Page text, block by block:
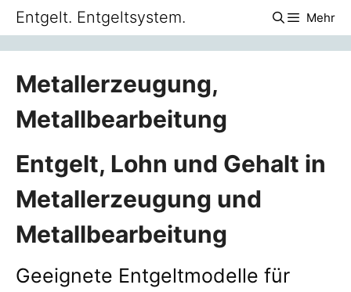
Zum
springen
Entgelt. Entgeltsystem. Mehr
Metallerzeugung,
Metallbearbeitung
Entgelt, Lohn und Gehalt in
Metallerzeugung und
Metallbearbeitung
Geeignete Entgeltmodelle für